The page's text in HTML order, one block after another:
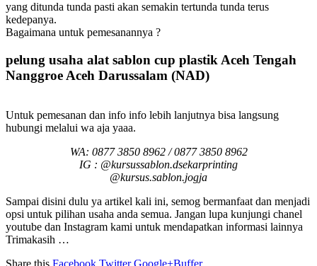
yang ditunda tunda pasti akan semakin tertunda tunda terus
kedepanya.
Bagaimana untuk pemesanannya ?
pelung usaha alat sablon cup plastik Aceh Tengah
Nanggroe Aceh Darussalam (NAD)
Untuk pemesanan dan info info lebih lanjutnya bisa langsung
hubungi melalui wa aja yaaa.
WA: 0877 3850 8962 / 0877 3850 8962
IG : @kursussablon.dsekarprinting
@kursus.sablon.jogja
Sampai disini dulu ya artikel kali ini, semog bermanfaat dan menjadi
opsi untuk pilihan usaha anda semua. Jangan lupa kunjungi chanel
youtube dan Instagram kami untuk mendapatkan informasi lainnya
Trimakasih …